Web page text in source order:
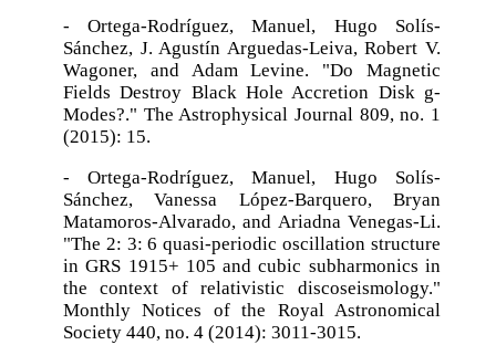
- Ortega-Rodríguez, Manuel, Hugo Solís-
Sánchez, J. Agustín Arguedas-Leiva, Robert V.
Wagoner, and Adam Levine. "Do Magnetic
Fields Destroy Black Hole Accretion Disk g-
Modes?." The Astrophysical Journal 809, no. 1
(2015): 15.
- Ortega-Rodríguez, Manuel, Hugo Solís-
Sánchez, Vanessa López-Barquero, Bryan
Matamoros-Alvarado, and Ariadna Venegas-Li.
"The 2: 3: 6 quasi-periodic oscillation structure
in GRS 1915+ 105 and cubic subharmonics in
the context of relativistic discoseismology."
Monthly Notices of the Royal Astronomical
Society 440, no. 4 (2014): 3011-3015.